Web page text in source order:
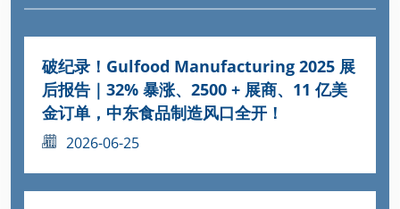
破纪录！Gulfood Manufacturing 2025 展
后报告｜32% 暴涨、2500 + 展商、11 亿美
金订单，中东食品制造风口全开！
2026-06-25